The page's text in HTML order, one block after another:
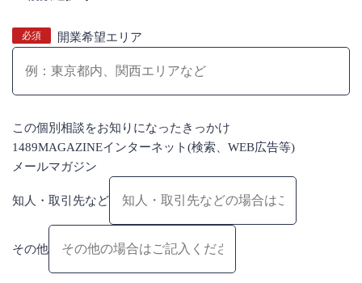
必須 開業希望エリア
この個別相談をお知りになったきっかけ
1489MAGAZINEインターネット(検索、WEB広告等)
メールマガジン
知人・取引先など
その他